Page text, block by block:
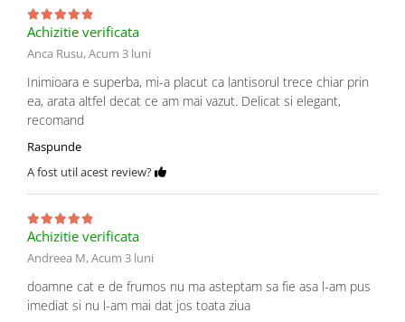
Achizitie verificata
Anca Rusu,Acum 3 luni
Inimioara e superba, mi-a placut ca lantisorul trece chiar prin
ea, arata altfel decat ce am mai vazut. Delicat si elegant,
recomand
Raspunde
A fost util acest review?
Achizitie verificata
Andreea M,Acum 3 luni
doamne cat e de frumos nu ma asteptam sa fie asa l-am pus
imediat si nu l-am mai dat jos toata ziua